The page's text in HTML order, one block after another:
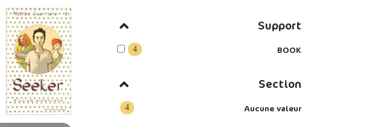
Support
4 BOOK
Section
4 Aucune valeur